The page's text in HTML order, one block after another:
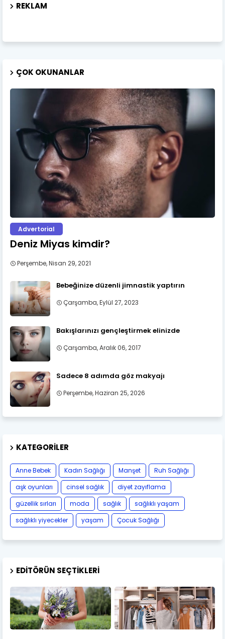
REKLAM
ÇOK OKUNANLAR
Advertorial
Deniz Miyas kimdir?
Perşembe, Nisan 29, 2021
Bebeğinize düzenli jimnastik yaptırın
Çarşamba, Eylül 27, 2023
Bakışlarınızı gençleştirmek elinizde
Çarşamba, Aralık 06, 2017
Sadece 8 adımda göz makyajı
Perşembe, Haziran 25, 2026
KATEGORILER
Anne Bebek Kadın Sağlığı Manşet
Ruh Sağlığı
aşk oyunları
cinsel sağlık
diyet zayıflama
güzellik sırları
moda sağlık
sağlıklı yaşam
sağlıklı yiyecekler
yaşam Çocuk Sağlığı
EDITÖRÜN SEÇTIKLERI